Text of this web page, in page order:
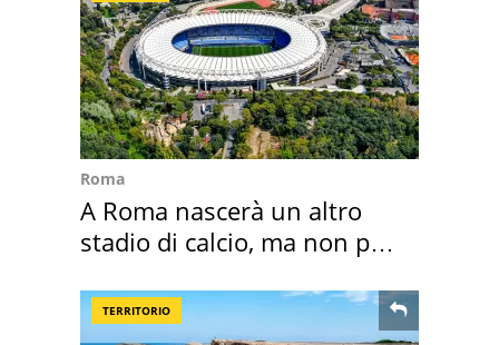
Roma
A Roma nascerà un altro
stadio di calcio, ma non per
TERRITORIO